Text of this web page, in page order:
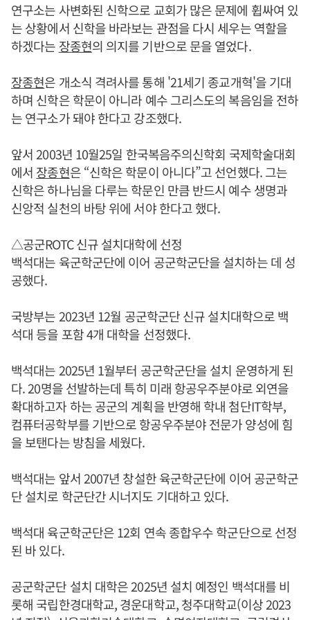
연구소는 사변화된 신학으로 교회가 많은 문제에 휩싸여 있
는 상황에서 신학을 바라보는 관점을 다시 세우는 역할을
하겠다는 장종현의 의지를 기반으로 문을 열었다.
장종현은 개소식 격려사를 통해 '21세기 종교개혁'을 기대
하며 신학은 학문이 아니라 예수 그리스도의 복음임을 전하
는 연구소가 돼야 한다고 강조했다.
앞서 2003년 10월25일 한국복음주의신학회 국제학술대회
에서 장종현은 “신학은 학문이 아니다”고 선언했다. 그는
신학은 하나님을 다루는 학문인 만큼 반드시 예수 생명과
신앙적 실천의 바탕 위에 서야 한다고 했다.
△공군ROTC 신규 설치대학에 선정
백석대는 육군학군단에 이어 공군학군단을 설치하는 데 성
공했다.
국방부는 2023년 12월 공군학군단 신규 설치대학으로 백
석대 등을 포함 4개 대학을 선정했다.
백석대는 2025년 1월부터 공군학군단을 설치 운영하게 된
다. 20명을 선발하는데 특히 미래 항공우주분야로 외연을
확대하고자 하는 공군의 계획을 반영해 학내 첨단IT학부,
컴퓨터공학부를 기반으로 항공우주분야 전문가 양성에 힘
을 보탠다는 방침을 세웠다.
백석대는 앞서 2007년 창설한 육군학군단에 이어 공군학군
단 설치로 학군단간 시너지도 기대하고 있다.
백석대 육군학군단은 12회 연속 종합우수 학군단으로 선정
된 바 있다.
공군학군단 설치 대학은 2025년 설치 예정인 백석대를 비
롯해 국립한경대학교, 경운대학교, 청주대학교(이상 2023